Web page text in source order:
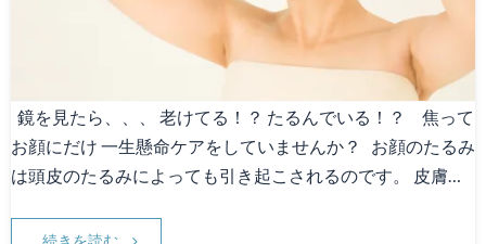
鏡を見たら、、、 老けてる！？ たるんでいる！？ 焦って
お顔にだけ 一生懸命ケアをしていませんか？ お顔のたるみ
は頭皮のたるみによっても引き起こされるのです。 皮膚…
続きを読む